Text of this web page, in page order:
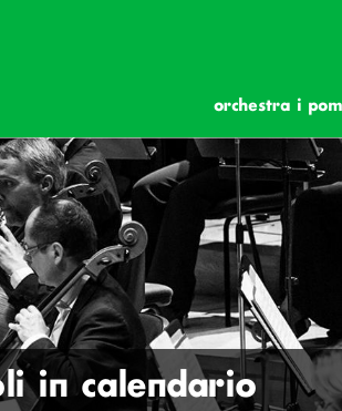
orchestra i
in calendario